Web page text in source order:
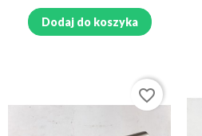
Dodaj do koszyka
favorite_border